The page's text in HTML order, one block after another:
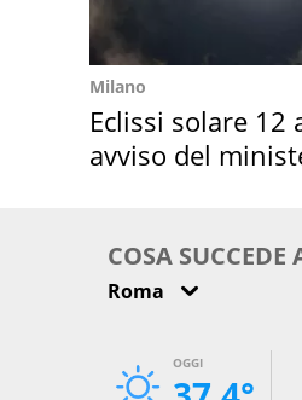
Milano
Eclissi solare 12
avviso del